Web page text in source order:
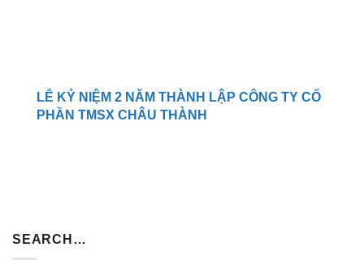
LỄ KỶ NIỆM 2 NĂM THÀNH LẬP CÔNG TY CỔ
PHẦN TMSX CHÂU THÀNH
SEARCH…